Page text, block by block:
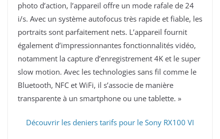
photo d’action, l’appareil offre un mode rafale de 24
i/s. Avec un système autofocus très rapide et fiable, les
portraits sont parfaitement nets. L’appareil fournit
également d’impressionnantes fonctionnalités vidéo,
notamment la capture d’enregistrement 4K et le super
slow motion. Avec les technologies sans fil comme le
Bluetooth, NFC et WiFi, il s’associe de manière
transparente à un smartphone ou une tablette. »
Découvrir les deniers tarifs pour le Sony RX100 VI